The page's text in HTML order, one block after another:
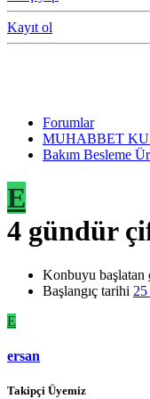
Kayıt ol
Forumlar
MUHABBET
Bakım Besleme
E
4 gündür
Konbuyu başlatan
Başlangıç tarihi
E
ersan
Takipçi Üyemiz